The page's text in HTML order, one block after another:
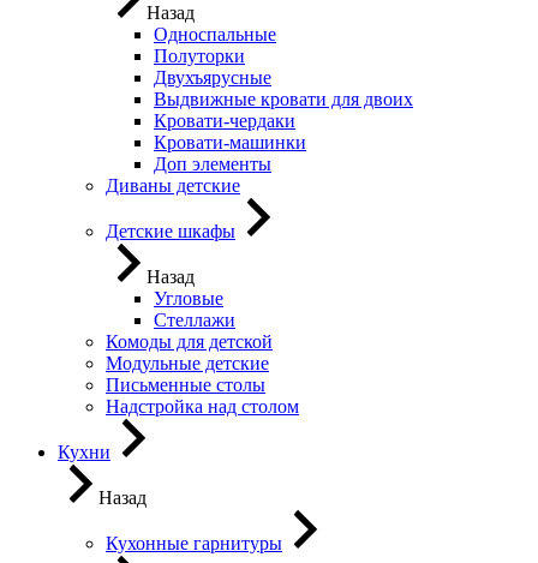
Назад
Односпальные
Полуторки
Двухъярусные
Выдвижные кровати для двоих
Кровати-чердаки
Кровати-машинки
Доп элементы
Диваны детские
Детские шкафы
Назад
Угловые
Стеллажи
Комоды для детской
Модульные детские
Письменные столы
Надстройка над столом
Кухни
Назад
Кухонные гарнитуры